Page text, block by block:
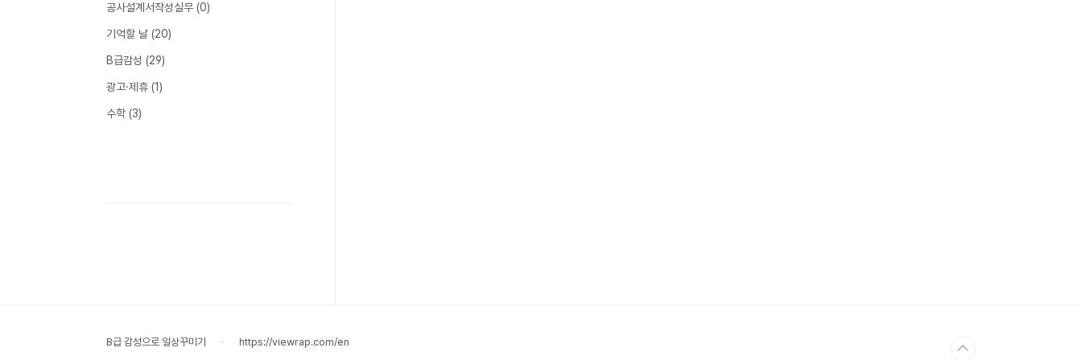
공사설계서작성실무 (0)
기억할 날 (20)
B급감성 (29)
광고·제휴 (1)
수학 (3)
B급 감성으로 일상꾸미기 https://viewrap.com/en